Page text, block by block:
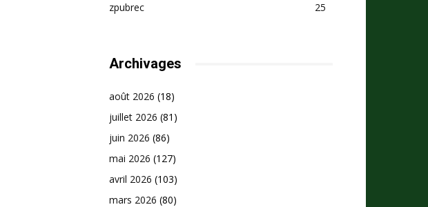
zpubrec
25
Archivages
août 2026 (18)
juillet 2026 (81)
juin 2026 (86)
mai 2026 (127)
avril 2026 (103)
mars 2026 (80)